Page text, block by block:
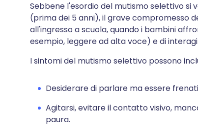
Sebbene l'esordio del mutismo selettivo
(prima dei 5 anni), il grave compromesso
all'ingresso a scuola, quando i bambini
esempio, leggere ad alta voce) e di
I sintomi del mutismo selettivo possono
Desiderare di parlare ma essere
Agitarsi, evitare il contatto visivo,
paura.